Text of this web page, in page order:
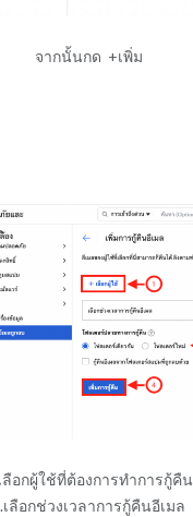
จากนั้นกด +เพิ่ม
ลือกผู้ใช้ที่ต้องการทำการกู้คืน
เลือกช่วงเวลาการกู้คืนอีเมล